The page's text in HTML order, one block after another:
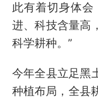
此有着切身体会
进、科技含量高
科学耕种。”
今年全县立足黑
种植布局，全县